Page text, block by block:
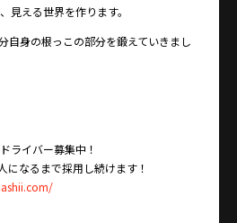
見える世界を作ります。
自身の根っこの部分を鍛えていきまし
ライバー募集中！
になるまで採用し続けます！